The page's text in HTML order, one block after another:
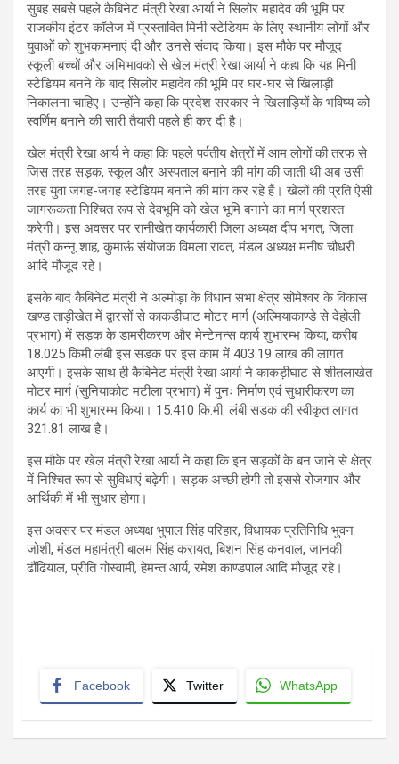
सुबह सबसे पहले कैबिनेट मंत्री रेखा आर्या ने सिलोर महादेव की भूमि पर
राजकीय इंटर कॉलेज में प्रस्तावित मिनी स्टेडियम के लिए स्थानीय लोगों और
युवाओं को शुभकामनाएं दी और उनसे संवाद किया। इस मौके पर मौजूद
स्कूली बच्चों और अभिभावको से खेल मंत्री रेखा आर्या ने कहा कि यह मिनी
स्टेडियम बनने के बाद सिलोर महादेव की भूमि पर घर-घर से खिलाड़ी
निकालना चाहिए। उन्होंने कहा कि प्रदेश सरकार ने खिलाड़ियों के भविष्य को
स्वर्णिम बनाने की सारी तैयारी पहले ही कर दी है।
खेल मंत्री रेखा आर्य ने कहा कि पहले पर्वतीय क्षेत्रों में आम लोगों की तरफ से
जिस तरह सड़क, स्कूल और अस्पताल बनाने की मांग की जाती थी अब उसी
तरह युवा जगह-जगह स्टेडियम बनाने की मांग कर रहे हैं। खेलों की प्रति ऐसी
जागरूकता निश्चित रूप से देवभूमि को खेल भूमि बनाने का मार्ग प्रशस्त
करेगी। इस अवसर पर रानीखेत कार्यकारी जिला अध्यक्ष दीप भगत, जिला
मंत्री कन्नू शाह, कुमाऊं संयोजक विमला रावत, मंडल अध्यक्ष मनीष चौधरी
आदि मौजूद रहे।
इसके बाद कैबिनेट मंत्री ने अल्मोड़ा के विधान सभा क्षेत्र सोमेश्वर के विकास
खण्ड ताड़ीखेत में द्वारसों से काकडीघाट मोटर मार्ग (अल्मियाकाण्डे से देहोली
प्रभाग) में सड़क के डामरीकरण और मेन्टेनन्स कार्य शुभारम्भ किया, करीब
18.025 किमी लंबी इस सडक पर इस काम में 403.19 लाख की लागत
आएगी। इसके साथ ही कैबिनेट मंत्री रेखा आर्या ने काकड़ीघाट से शीतलाखेत
मोटर मार्ग (सुनियाकोट मटीला प्रभाग) में पुनः निर्माण एवं सुधारीकरण का
कार्य का भी शुभारम्भ किया। 15.410 कि.मी. लंबी सडक की स्वीकृत लागत
321.81 लाख है।
इस मौके पर खेल मंत्री रेखा आर्या ने कहा कि इन सड़कों के बन जाने से क्षेत्र
में निश्चित रूप से सुविधाएं बढ़ेगी। सड़क अच्छी होगी तो इससे रोजगार और
आर्थिकी में भी सुधार होगा।
इस अवसर पर मंडल अध्यक्ष भुपाल सिंह परिहार, विधायक प्रतिनिधि भुवन
जोशी, मंडल महामंत्री बालम सिंह करायत, बिशन सिंह कनवाल, जानकी
ढौंढियाल, प्रीति गोस्वामी, हेमन्त आर्य, रमेश काण्डपाल आदि मौजूद रहे।
Facebook Twitter WhatsApp